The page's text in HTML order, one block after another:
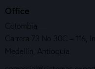
Office
Colombia —
Carrera 73 No 30C – 116,
Medellín, Antioquia